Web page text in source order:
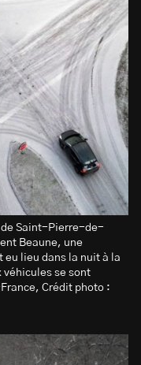
de Saint-Pierre-de-
Beaune, une
eu lieu dans la nuit à la
véhicules se sont
Crédit photo :